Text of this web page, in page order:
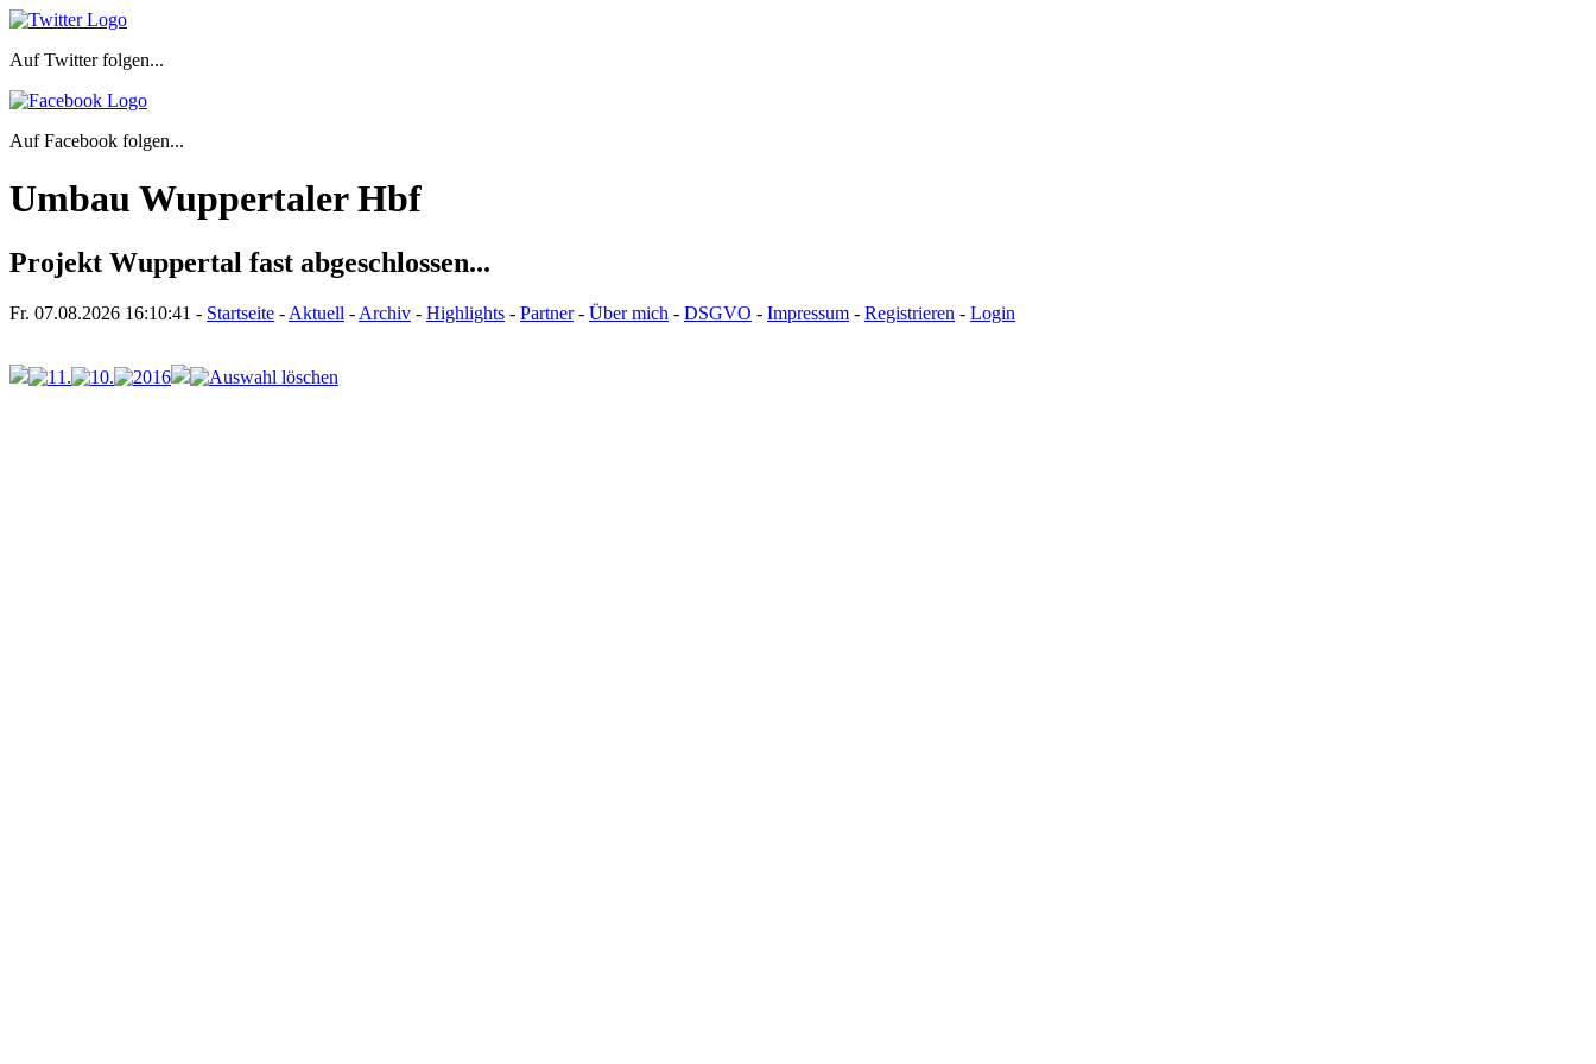
Auf Twitter folgen...
Auf Facebook folgen...
Umbau Wuppertaler Hbf
Projekt Wuppertal fast abgeschlossen...
Fr. 07.08.2026 16:10:41 - Startseite - Aktuell - Archiv - Highlights - Partner- Über mich - DSGVO - Impressum - Registrieren - Login